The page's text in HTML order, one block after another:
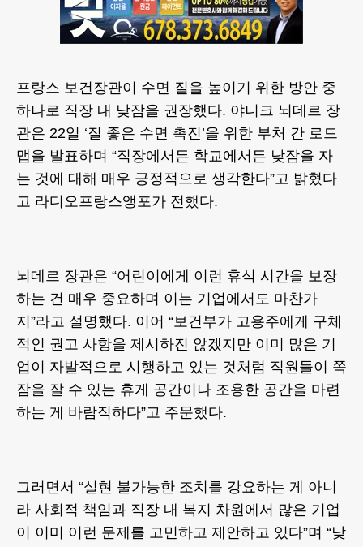
프랑스 보건장관이 수면 질을 높이기 위한 방안 중
하나로 직장 내 낮잠을 권장했다. 야니크 뇌데르 장
관은 22일 ‘질 좋은 수면 촉진’을 위한 부처 간 로드
맵을 발표하며 “직장에서든 학교에서든 낮잠을 자
는 것에 대해 매우 긍정적으로 생각한다”고 밝혔다
고 라디오프랑스앵포가 전했다.
뇌데르 장관은 “어린이에게 이런 휴식 시간을 보장
하는 건 매우 중요하며 이는 기업에서도 마찬가
지”라고 설명했다. 이어 “보건부가 고용주에게 구체
적인 권고 사항을 제시하진 않겠지만 이미 많은 기
업이 자발적으로 시행하고 있는 것처럼 직원들이 쪽
잠을 잘 수 있는 휴게 공간이나 조용한 공간을 마련
하는 게 바람직하다”고 주문했다.
그러면서 “실현 불가능한 조치를 강요하는 게 아니
라 사회적 책임과 직장 내 복지 차원에서 많은 기업
이 이미 이런 문제를 고민하고 제안하고 있다”며 “낮